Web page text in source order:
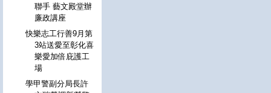
聯手 藝文殿堂辦
廉政講座
快樂志工行善9月第
3站送愛至彰化喜
樂愛加倍庇護工
場
學甲警副分局長許